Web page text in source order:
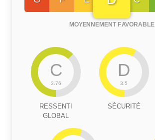
MOYENNEMENT FAVORABLE
C
3.76
RESSENTI
GLOBAL
D
3.5
SÉCURITÉ